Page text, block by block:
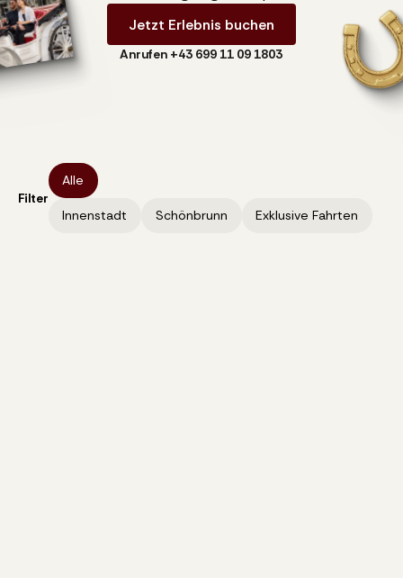
Jetzt Erlebnis buchen
Anrufen +43 699 11 09 1803
Filter
Alle
Innenstadt Schönbrunn Exklusive Fahrten